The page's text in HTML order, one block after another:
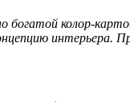
колор-
интерьера.